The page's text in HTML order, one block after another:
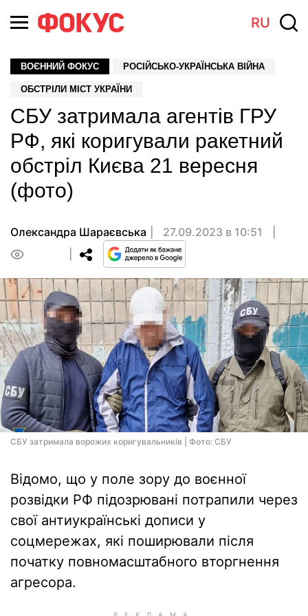
RU
ВОЄННИЙ ФОКУС РОСІЙСЬКО-УКРАЇНСЬКА ВІЙНА
ОБСТРІЛИ МІСТ УКРАЇНИ
СБУ затримала агентів ГРУ
РФ, які коригували ракетний
обстріл Києва 21 вересня
(фото)
Олександра Шараєвська
27.09.2023 в 10:51
СБУ затримала ворожих коригувальників | Фото: СБУ
Відомо, що у поле зору до воєнної
розвідки РФ підозрювані потрапили через
свої антиукраїнські дописи у
соцмережах, які поширювали після
початку повномасштабного вторгнення
агресора.